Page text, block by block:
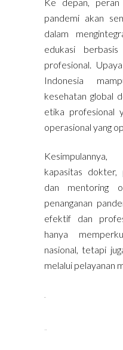
pandemi akan
dalam
edukasi
profesional.
Indonesia
kesehatan global
etika profesional
operasional yang
kapasitas dokter,
dan mentoring
penanganan
efektif dan
hanya
nasional, tetapi
melalui pelayanan